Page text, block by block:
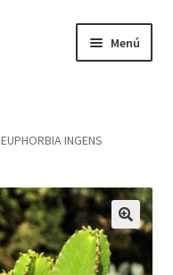
Menú
menú
hijo
EUPHORBIA INGENS